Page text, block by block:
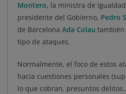
Montero, la ministra de
presidente del Gobierno, Pedro
de Barcelona Ada Colau también
tipo de ataques.
Normalmente, el foco de estos
hacia cuestiones personales
lo que cobran, presuntos